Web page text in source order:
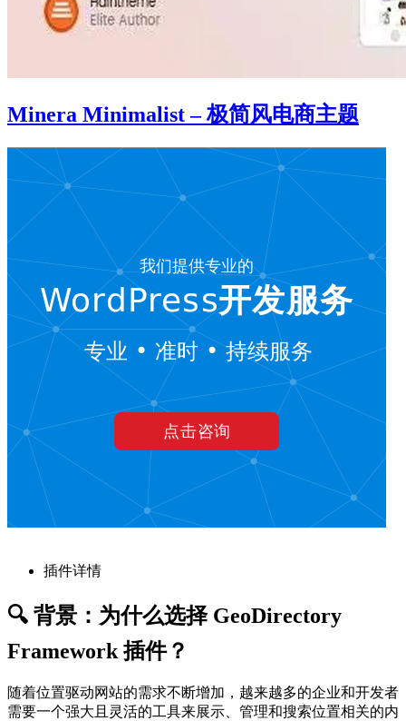
Minera Minimalist – 极简风电商主题
插件详情
🔍 背景：为什么选择 GeoDirectory
Framework 插件？
随着位置驱动网站的需求不断增加，越来越多的企业和开发者
需要一个强大且灵活的工具来展示、管理和搜索位置相关的内